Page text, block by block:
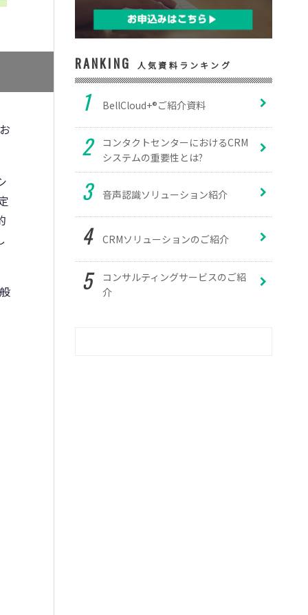
RANKING 人気資料ランキング
BellCloud+®ご紹介資料
コンタクトセンターにおけるCRM
システムの重要性とは?
音声認識ソリューション紹介
CRMソリューションのご紹介
コンサルティングサービスのご紹
介